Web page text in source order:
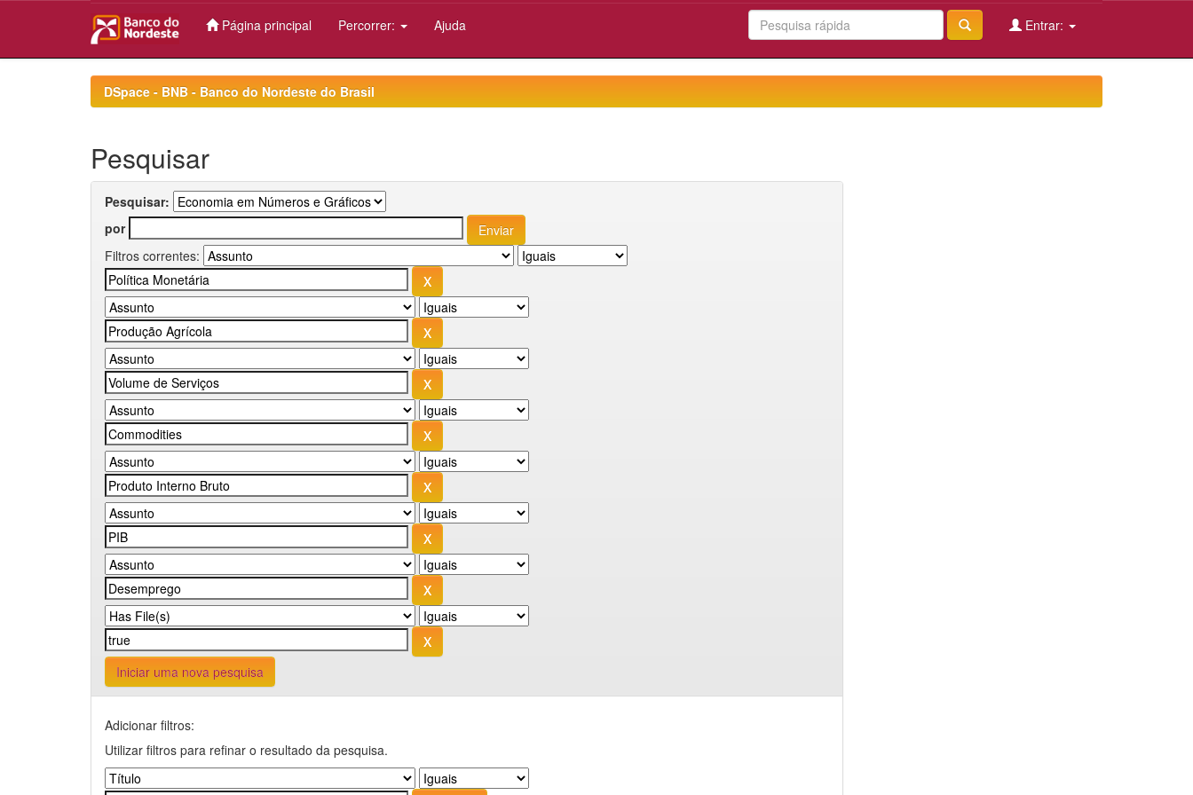
Página principal Percorrer: Ajuda Entrar:
DSpace - BNB - Banco do Nordeste do Brasil
Pesquisar
Pesquisar:
por
Filtros correntes:
Iniciar uma nova pesquisa
Adicionar filtros:
Utilizar filtros para refinar o resultado da pesquisa.